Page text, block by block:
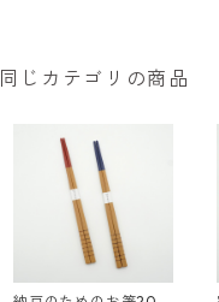
同じカテゴリの商品